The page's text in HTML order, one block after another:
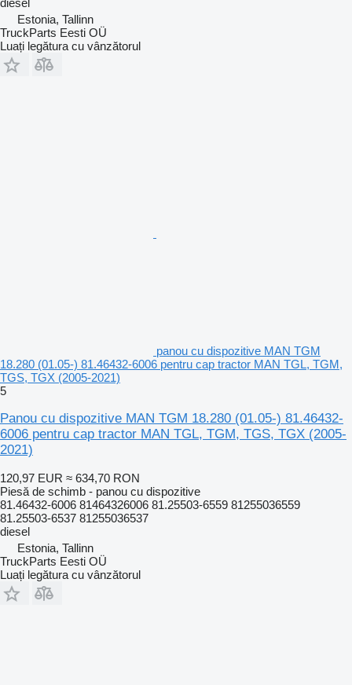
Estonia, Tallinn
TruckParts Eesti OÜ
Luați legătura cu vânzătorul
panou cu dispozitive MAN TGM
18.280 (01.05-) 81.46432-6006 pentru cap tractor MAN TGL, TGM,
TGS, TGX (2005-2021)
5
Panou cu dispozitive MAN TGM 18.280 (01.05-) 81.46432-
6006 pentru cap tractor MAN TGL, TGM, TGS, TGX (2005-
2021)
120,97 EUR ≈ 634,70 RON
Piesă de schimb - panou cu dispozitive
81.46432-6006 81464326006 81.25503-6559 81255036559
81.25503-6537 81255036537
diesel
Estonia, Tallinn
TruckParts Eesti OÜ
Luați legătura cu vânzătorul